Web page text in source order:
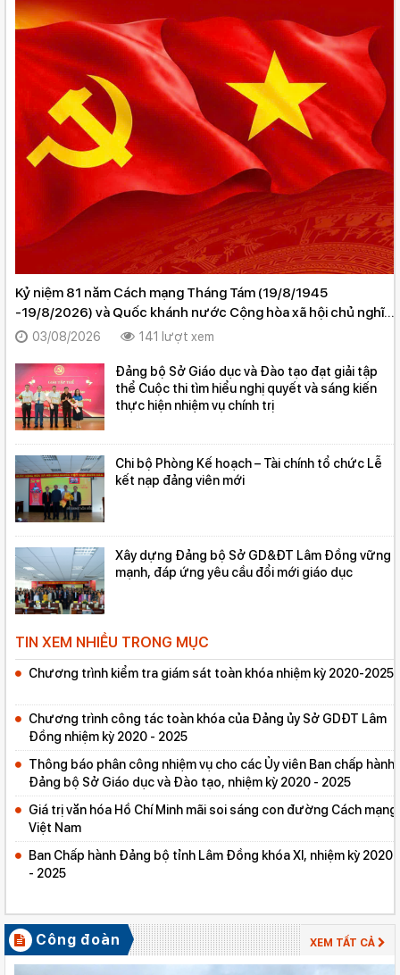
Kỷ niệm 81 năm Cách mạng Tháng Tám (19/8/1945
-19/8/2026) và Quốc khánh nước Cộng hòa xã hội chủ nghĩa
Việt Nam và Tư tưởng Hồ Chí Minh về công tác nội chính và
03/08/2026 141 lượt xem
Đảng bộ Sở Giáo dục và Đào tạo đạt giải tập
thể Cuộc thi tìm hiểu nghị quyết và sáng kiến
thực hiện nhiệm vụ chính trị
Chi bộ Phòng Kế hoạch – Tài chính tổ chức Lễ
kết nạp đảng viên mới
Xây dựng Đảng bộ Sở GD&ĐT Lâm Đồng vững
mạnh, đáp ứng yêu cầu đổi mới giáo dục
TIN XEM NHIỀU TRONG MỤC
Chương trình kiểm tra giám sát toàn khóa nhiệm kỳ 2020-2025
Chương trình công tác toàn khóa của Đảng ủy Sở GDĐT Lâm
Đồng nhiệm kỳ 2020 - 2025
Thông báo phân công nhiệm vụ cho các Ủy viên Ban chấp hành
Đảng bộ Sở Giáo dục và Đào tạo, nhiệm kỳ 2020 - 2025
Giá trị văn hóa Hồ Chí Minh mãi soi sáng con đường Cách mạng
Việt Nam
Ban Chấp hành Đảng bộ tỉnh Lâm Đồng khóa XI, nhiệm kỳ 2020
- 2025
Công đoàn XEM TẤT CẢ